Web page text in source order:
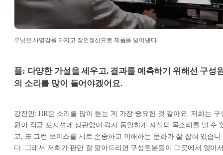
루닛은 사명감을 가지고 장인정신으로 제품을 빚어낸다.
플: 다양한 가설을 세우고, 결과를 예측하기 위해선 구성
의 소리를 많이 들어야겠어요.
강진민: HR은 소리를 많이 듣는 게 가장 중요한 것 같아요. 저희는 구
원이 직급∙포지션에 상관없이 각자 동일하게 자신의 목소리를 낼 수
고, 또 그런 보이스를 서로 존중하고 이해하는 문화가 잘 잡혀 있습니
다. 그래서 저희가 판만 잘 깔아드리면 구성원분들이 그곳에서 알아